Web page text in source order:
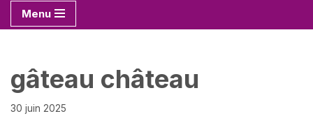
Menu
gâteau château
30 juin 2025